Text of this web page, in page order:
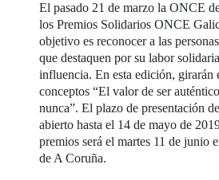
El pasado 21 de marzo la ONCE
los Premios Solidarios ONCE
objetivo es reconocer a las
que destaquen por su labor
influencia. En esta edición, girarán
conceptos “El valor de ser
nunca”. El plazo de presentación
abierto hasta el 14 de mayo de
premios será el martes 11 de junio
de A Coruña.